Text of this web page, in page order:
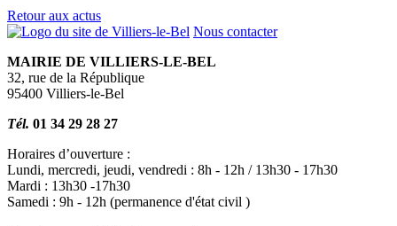
Retour aux actus
Nous contacter
MAIRIE DE VILLIERS-LE-BEL
32, rue de la République
95400 Villiers-le-Bel
Tél. 01 34 29 28 27
Horaires d’ouverture :
Lundi, mercredi, jeudi, vendredi : 8h - 12h / 13h30 - 17h30
Mardi : 13h30 -17h30
Samedi : 9h - 12h (permanence d'état civil )